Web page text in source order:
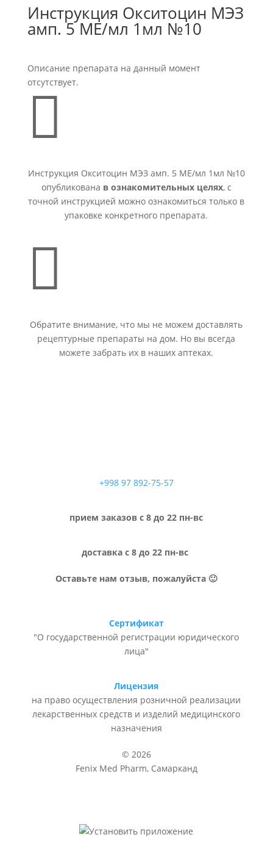
Инструкция Окситоцин МЭЗ
амп. 5 МЕ/мл 1мл №10
Описание препарата на данный момент
отсутствует.

Инструкция Окситоцин МЭЗ амп. 5 МЕ/мл 1мл №10
опубликована в ознакомительных целях, с
точной инструкцией можно ознакомиться только в
упаковке конкретного препарата.

Обратите внимание, что мы не можем доставлять
рецептурные препараты на дом. Но вы всегда
можете забрать их в наших аптеках.
+998 97 892-75-57
прием заказов с 8 до 22 пн-вс
доставка с 8 до 22 пн-вс
Оставьте нам отзыв, пожалуйста 🙂
Сертификат
"О государственной регистрации юридического
лица"
Лицензия
на право осуществления розничной реализации
лекарственных средств и изделий медицинского
назначения
© 2026
Fenix Med Pharm, Самарканд